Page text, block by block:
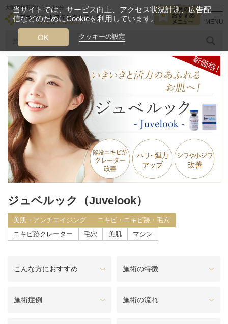
大阪西梅田駅から徒歩2分
人気のワード 糸リフト リジュランアイ 頭
今月のおすすめメニュー
当クリニック月替わりのおすすめのメニュー
プライベートスキンクリニックが
選ばれる理由
クリニックについて
料金一覧
初めての方へ
診療メニュー 美肌・アンチエイジング ジュベルック（
ジュベルック（Juvelook）
美肌・アンチエイジング
ニキビ・ニキビ跡・毛穴
ニキビ跡クレーター
毛穴 美肌 マシン
こんな方におすすめ 施術の特徴
施術症例 施術の流れ
当サイトでは、サービス向上、アクセス状況計測、広告配
信などのためにCookieを利用しています。
クッキーの設定
OK